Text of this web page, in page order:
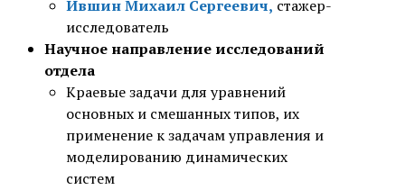
Ившин Михаил Сергеевич, стажер-
исследователь
Научное направление исследований
отдела
Краевые задачи для уравнений
основных и смешанных типов, их
применение к задачам управления и
моделированию динамических
систем